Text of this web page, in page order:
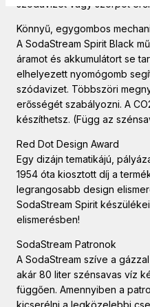
szódavizet vagy szörpöt
Könnyű, egygombos
A SodaStream Spirit Black
áramot és akkumulátort se
elhelyezett nyomógomb
szódavizet. Többszöri
erősségét szabályozni. A
készíthetsz. (Függ az
Red Dot Design Award
Egy dizájn tematikájú,
1954 óta kiosztott díj a
legrangosabb design
SodaStream Spirit
elismerésben!
SodaStream Patronok
A SodaStream szíve a
akár 80 liter szénsavas víz
függően. Amennyiben a
kicserélni a legközelebbi